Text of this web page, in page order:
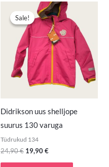
Sale!
Sale!
Didrikson uus shelljope
suurus 130 varuga
Tüdrukud 134
24,90€
Algne
hind
oli:
24,90 €.
19,90€
Praegune
hind
on:
19,90 €.